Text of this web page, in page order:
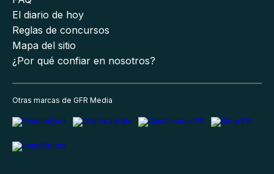
El diario de hoy
Reglas de concursos
Mapa del sitio
¿Por qué confiar en nosotros?
Otras marcas de GFR Media